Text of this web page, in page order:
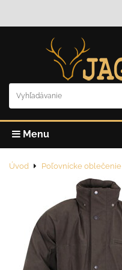
Menu
Úvod Poľovnícke oblečenie